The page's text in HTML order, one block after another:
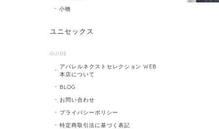
小物
ユニセックス
GUIDE
アパレルネクストセレクション WEB
本店について
BLOG
お問い合わせ
プライバシーポリシー
特定商取引法に基づく表記